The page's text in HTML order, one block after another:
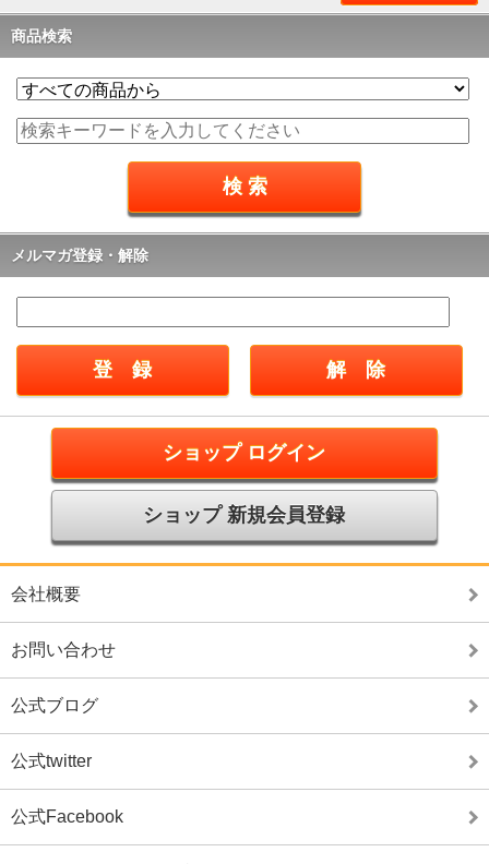
商品検索
メルマガ登録・解除
ショップ ログイン
ショップ 新規会員登録
会社概要
お問い合わせ
公式ブログ
公式twitter
公式Facebook